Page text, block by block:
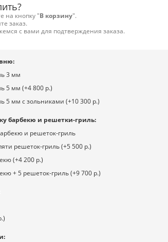
на кнопку "В корзину".
заказ.
с вами для подтверждения заказа.
3 мм
5 мм (+4 800 р.)
5 мм с зольниками (+10 300 р.)
барбекю и решетки-гриль:
и решеток-гриль
решеток-гриль (+5 500 р.)
(+4 200 р.)
+ 5 решеток-гриль (+9 700 р.)